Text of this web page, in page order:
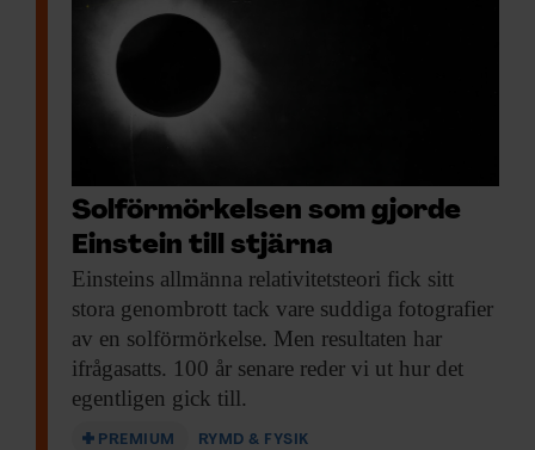
Solförmörkelsen som gjorde
Einstein till stjärna
Einsteins allmänna relativitetsteori fick sitt
stora genombrott tack vare suddiga fotografier
av en solförmörkelse. Men resultaten har
ifrågasatts. 100 år senare reder vi ut hur det
egentligen gick till.
PREMIUM RYMD & FYSIK